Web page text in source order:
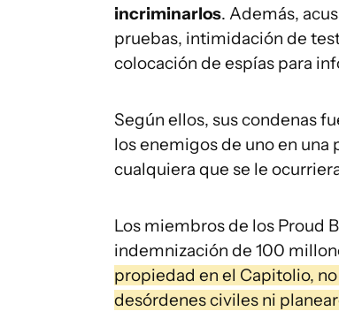
incriminarlos. Además,
pruebas, intimidación de
colocación de espías para
Según ellos, sus condenas
los enemigos de uno en una
cualquiera que se le
Los miembros de los Proud
indemnización de 100
propiedad en el Capitolio,
desórdenes civiles ni